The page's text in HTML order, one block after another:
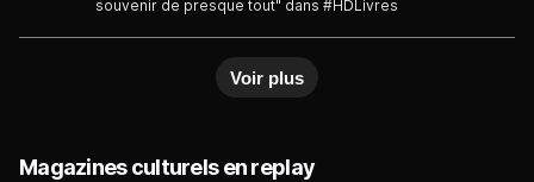
souvenir de presque tout" dans #HDLivres
Voir plus
Magazines culturels en replay